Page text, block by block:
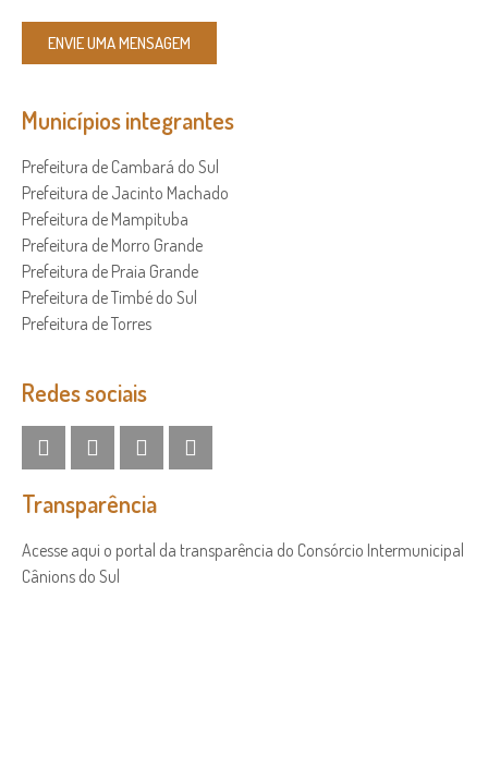
ENVIE UMA MENSAGEM
Municípios integrantes
Prefeitura de Cambará do Sul
Prefeitura de Jacinto Machado
Prefeitura de Mampituba
Prefeitura de Morro Grande
Prefeitura de Praia Grande
Prefeitura de Timbé do Sul
Prefeitura de Torres
Redes sociais
Transparência
Acesse aqui o portal da transparência do Consórcio Intermunicipal
Cânions do Sul